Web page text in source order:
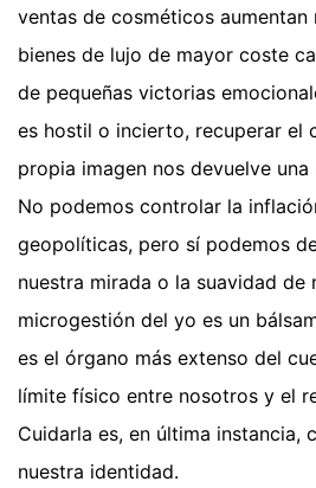
ventas de cosméticos aumentan
bienes de lujo de mayor coste
de pequeñas victorias
es hostil o incierto, recuperar el
propia imagen nos devuelve una
No podemos controlar la
geopolíticas, pero sí podemos
nuestra mirada o la suavidad de
microgestión del yo es un
es el órgano más extenso del
límite físico entre nosotros y el
Cuidarla es, en última instancia,
nuestra identidad.